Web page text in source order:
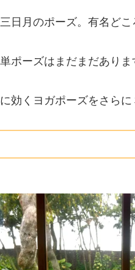
日月のポーズ。有名どこ
ポーズはまだまだありま
効くヨガポーズをさらに